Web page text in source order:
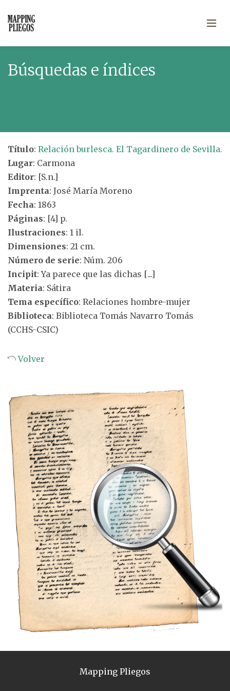
Búsquedas e índices
Título: Relación burlesca. El Tagardinero de Sevilla.
Lugar: Carmona
Editor: [S.n.]
Imprenta: José María Moreno
Fecha: 1863
Páginas: [4] p.
Ilustraciones: 1 il.
Dimensiones: 21 cm.
Número de serie: Núm. 206
Incipit: Ya parece que las dichas [...]
Materia: Sátira
Tema específico: Relaciones hombre-mujer
Biblioteca: Biblioteca Tomás Navarro Tomás
(CCHS-CSIC)
Volver
Mapping Pliegos